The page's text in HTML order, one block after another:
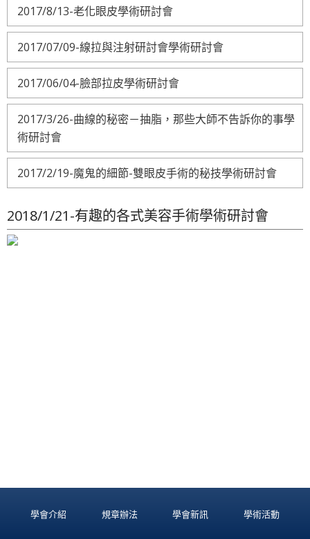
2017/8/13-老化眼皮學術研討會
2017/07/09-線拉與注射研討會學術研討會
2017/06/04-臉部拉皮學術研討會
2017/3/26-曲線的秘密－抽脂，那些大師不告訴你的事學
術研討會
2017/2/19-魔鬼的細節-雙眼皮手術的秘技學術研討會
2018/1/21-有趣的各式美容手術學術研討會
學會介紹 規章辦法 學會新訊 學術活動